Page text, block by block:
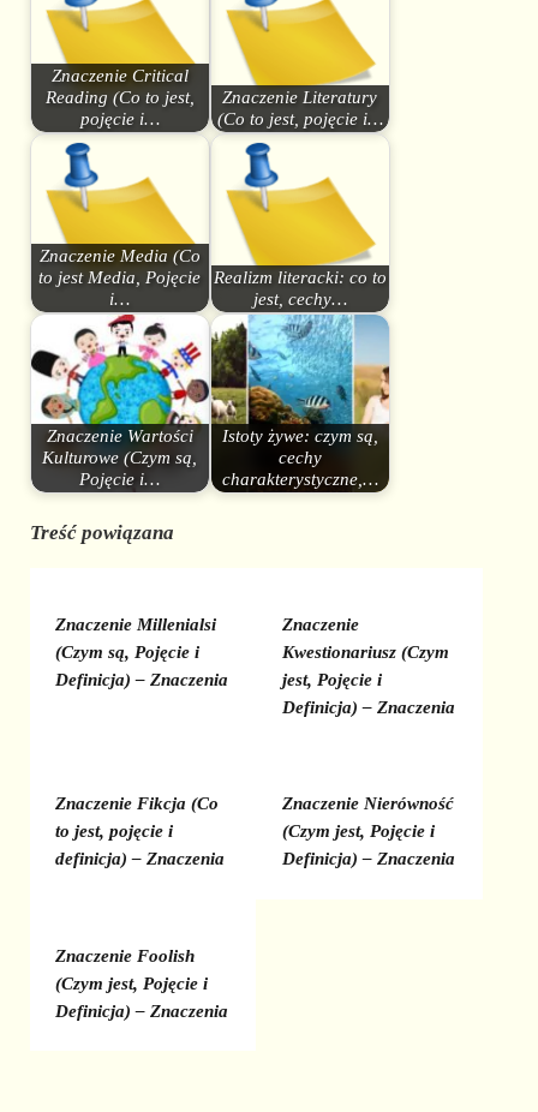
Znaczenie Critical
Reading (Co to jest,
pojęcie i…
Znaczenie Literatury
(Co to jest, pojęcie i…
Znaczenie Media (Co
to jest Media, Pojęcie
i…
Realizm literacki: co to
jest, cechy…
Znaczenie Wartości
Kulturowe (Czym są,
Pojęcie i…
Istoty żywe: czym są,
cechy
charakterystyczne,…
Treść powiązana
Znaczenie Millenialsi
(Czym są, Pojęcie i
Definicja) – Znaczenia
Znaczenie
Kwestionariusz (Czym
jest, Pojęcie i
Definicja) – Znaczenia
Znaczenie Fikcja (Co
to jest, pojęcie i
definicja) – Znaczenia
Znaczenie Nierówność
(Czym jest, Pojęcie i
Definicja) – Znaczenia
Znaczenie Foolish
(Czym jest, Pojęcie i
Definicja) – Znaczenia